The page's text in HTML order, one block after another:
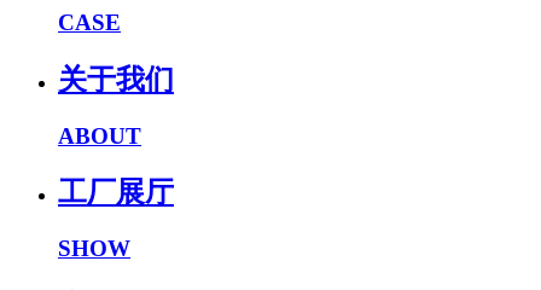
CASE
关于我们
ABOUT
工厂展厅
SHOW